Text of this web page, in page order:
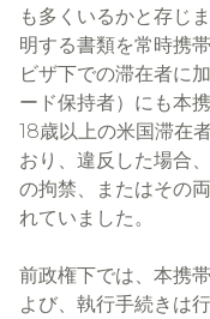
も多くいるかと存じ
明する書類を常時携
ビザ下での滞在者に
ード保持者）にも本
18歳以上の米国滞在
おり、違反した場合
の拘禁、またはその
れていました。
前政権下では、本携
よび、執行手続きは